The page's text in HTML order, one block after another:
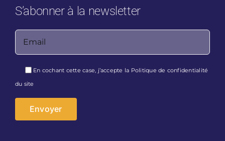
S’abonner à la newsletter
En cochant cette case, j’accepte la Politique de confidentialité
du site